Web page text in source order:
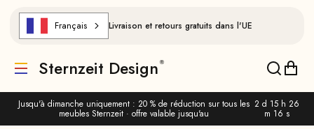
Jusqu'à dimanche uniquement : 20 % de réduction sur tous les
meubles Sternzeit · offre valable jusqu'au
2 d 15 h 26
m 15 s
Français Livraison et retours gratuits dans l'UE
Traduction manquante : de.header.general.menu
Sternzeit Design